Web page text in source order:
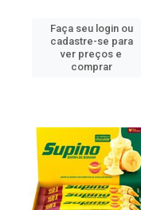
Faça seu login ou
cadastre-se para
ver preços e
comprar